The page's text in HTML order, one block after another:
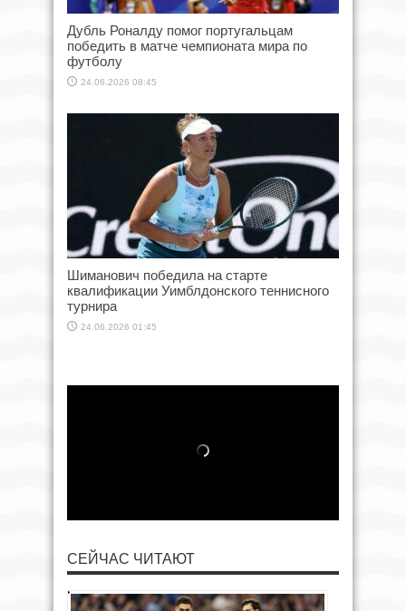
Дубль Роналду помог португальцам
победить в матче чемпионата мира по
футболу
24.06.2026 08:45
Шиманович победила на старте
квалификации Уимблдонского теннисного
турнира
24.06.2026 01:45
СЕЙЧАС ЧИТАЮТ